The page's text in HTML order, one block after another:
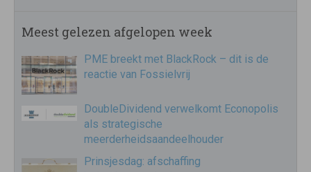
Meest gelezen afgelopen week
PME breekt met BlackRock – dit is de
reactie van Fossielvrij
DoubleDividend verwelkomt Econopolis
als strategische
meerderheidsaandeelhouder
Prinsjesdag: afschaffing